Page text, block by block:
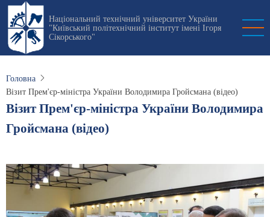
Перейти
основного
вмісту
Національний технічний університет України
"Київський політехнічний інститут імені Ігоря
Сікорського"
Головна
Візит Прем'єр-міністра України Володимира Гройсмана (відео)
Візит Прем'єр-міністра України Володимира
Гройсмана (відео)